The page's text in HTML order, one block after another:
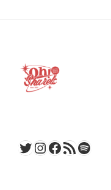
Twitter
Instagram
Facebook
RSS フィードSpotify